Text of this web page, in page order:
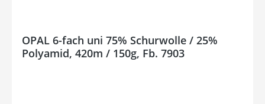
OPAL 6-fach uni 75% Schurwolle / 25%
Polyamid, 420m / 150g, Fb. 7903